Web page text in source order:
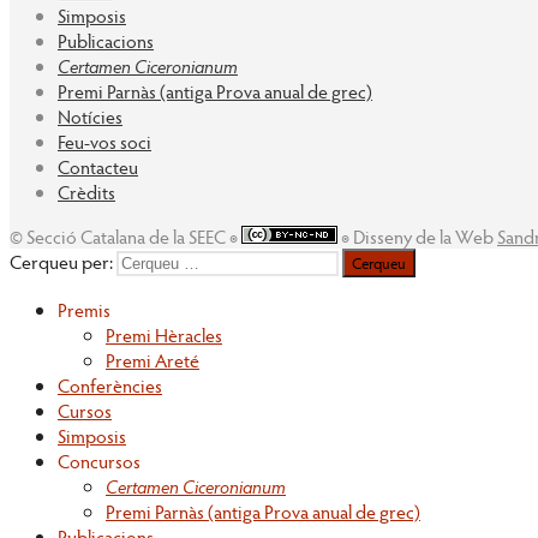
Simposis
Publicacions
Certamen Ciceronianum
Premi Parnàs (antiga Prova anual de grec)
Notícies
Feu-vos soci
Contacteu
Crèdits
© Secció Catalana de la SEEC ◉
◉ Disseny de la Web
Cerqueu per:
Premis
Premi Hèracles
Premi Areté
Conferències
Cursos
Simposis
Concursos
Certamen Ciceronianum
Premi Parnàs (antiga Prova anual de grec)